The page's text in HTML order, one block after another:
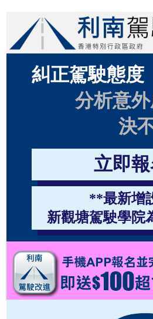
糾正駕駛態度
分析意外
決
立即報
**最新增
新觀塘駕駛學院